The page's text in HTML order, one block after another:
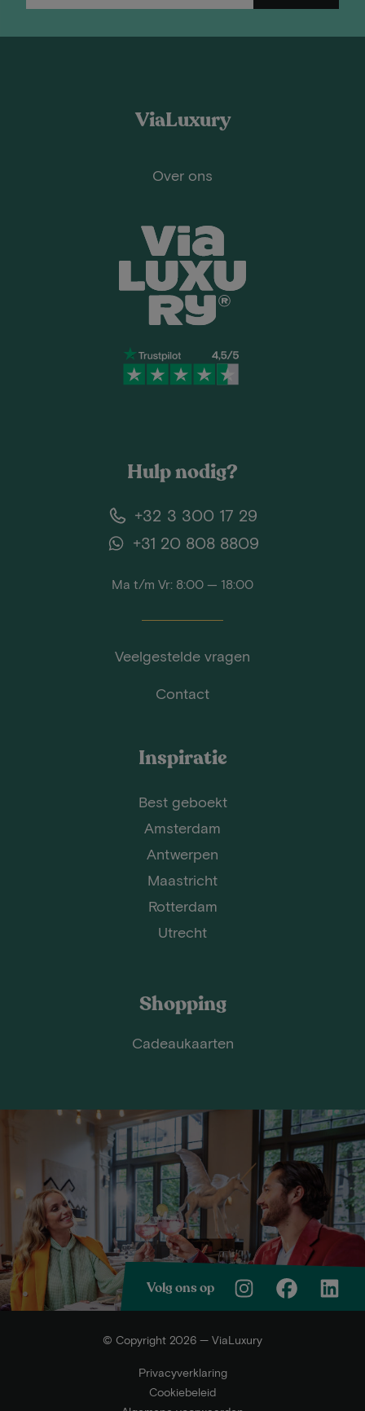
ViaLuxury
Over ons
Hulp nodig?
+32 3 300 17 29
+31 20 808 8809
Ma t/m Vr: 8:00 — 18:00
Veelgestelde vragen
Contact
Inspiratie
Best geboekt
Amsterdam
Antwerpen
Maastricht
Rotterdam
Utrecht
Shopping
Cadeaukaarten
Volg ons op
© Copyright 2026 — ViaLuxury
Privacyverklaring
Cookiebeleid